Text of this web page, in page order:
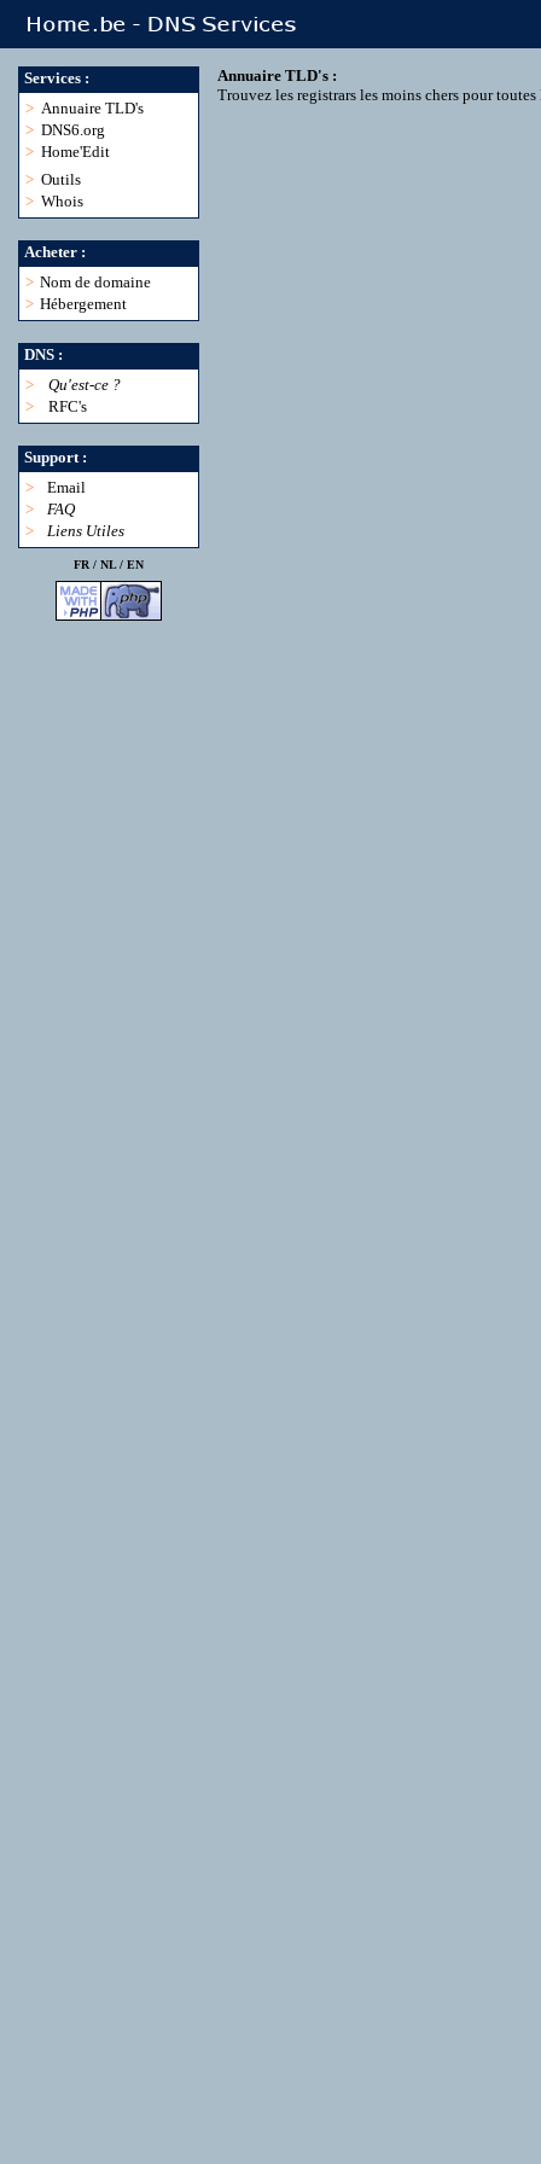
Services :
> Annuaire TLD's
> DNS6.org
> Home'Edit
> Outils
> Whois
Acheter :
> Nom de domaine
> Hébergement
DNS :
>
Qu'est-ce ?
>
RFC's
Support :
>
Email
>
FAQ
>
Liens Utiles
FR / NL/ EN
Annuaire TLD's :
Trouvez les registrars les moins chers pour